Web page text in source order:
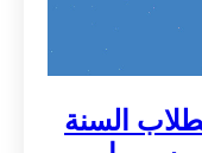
السنة